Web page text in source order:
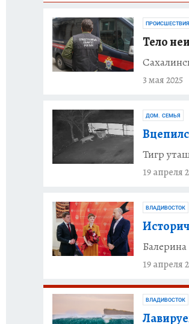
ПРОИСШЕСТВИЯ
Тело
3 мая 2025
ДОМ. СЕМЬЯ
Тигр
19 апреля
ВЛАДИВОСТОК
19 апреля
ВЛАДИВОСТОК